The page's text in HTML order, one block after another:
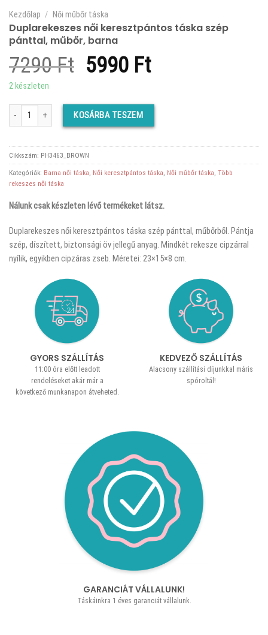
Kezdőlap / Női műbőr táska
Duplarekeszes női keresztpántos táska szép
pánttal, műbőr, barna
7290Ft Original
was:
7290 Ft.
5990 FtCurrent
is:
5990 Ft.
2 készleten
Duplarekeszes női keresztpántos táska szép pánttal, műbőr, barna mennyiség
KOSÁRBA TESZEM
Cikkszám: PH3463_BROWN
Kategóriák: Barna női táska, Női keresztpántos táska, Női műbőr táska, Több
rekeszes női táska
Nálunk csak készleten lévő termékeket látsz.
Duplarekeszes női keresztpántos táska szép pánttal, műbőrből. Pántja
szép, díszített, biztonsági öv jellegű anyag. Mindkét rekesze cipzárral
nyílik, egyikben cipzáras zseb. Méretei: 23×15×8 cm.
GYORS SZÁLLÍTÁS
11:00 óra előtt leadott
rendeléseket akár már a
következő munkanapon átveheted.
KEDVEZŐ SZÁLLÍTÁS
Alacsony szállítási díjunkkal máris
spóroltál!
GARANCIÁT VÁLLALUNK!
Táskáinkra 1 éves garanciát vállalunk.